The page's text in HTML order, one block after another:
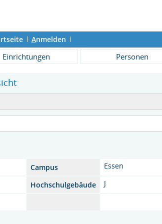
Anmelden
Einrichtungen Personen
Campus
Essen
Hochschulgebäude
J